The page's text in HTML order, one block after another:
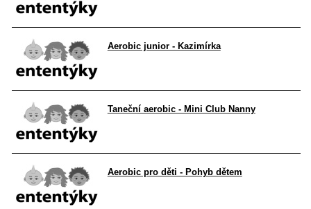
Aerobic junior - Kazimírka
Taneční aerobic - Mini Club Nanny
Aerobic pro děti - Pohyb dětem